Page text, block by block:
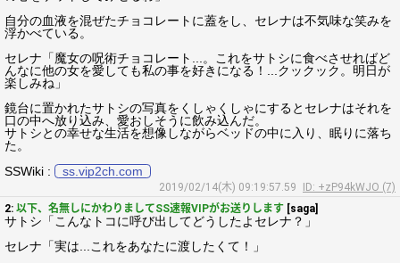
自分の血液を混ぜたチョコレートに蓋をし、セレナは不気味な笑みを
浮かべている。
セレナ「魔女の呪術チョコレート...。これをサトシに食べさせればど
んなに他の女を愛しても私の事を好きになる！...クックック。明日が
楽しみね」
鏡台に置かれたサトシの写真をくしゃくしゃにするとセレナはそれを
口の中へ放り込み、愛おしそうに飲み込んだ。
サトシとの幸せな生活を想像しながらベッドの中に入り、眠りに落ち
た。
SSWiki :
ss.vip2ch.com
2019/02/14(木) 09:19:57.59
ID: +zP94kWJO (7)
2: 以下、名無しにかわりましてSS速報VIPがお送りします [saga]
サトシ「こんなトコに呼び出してどうしたよセレナ？」
セレナ「実は...これをあなたに渡したくて！」